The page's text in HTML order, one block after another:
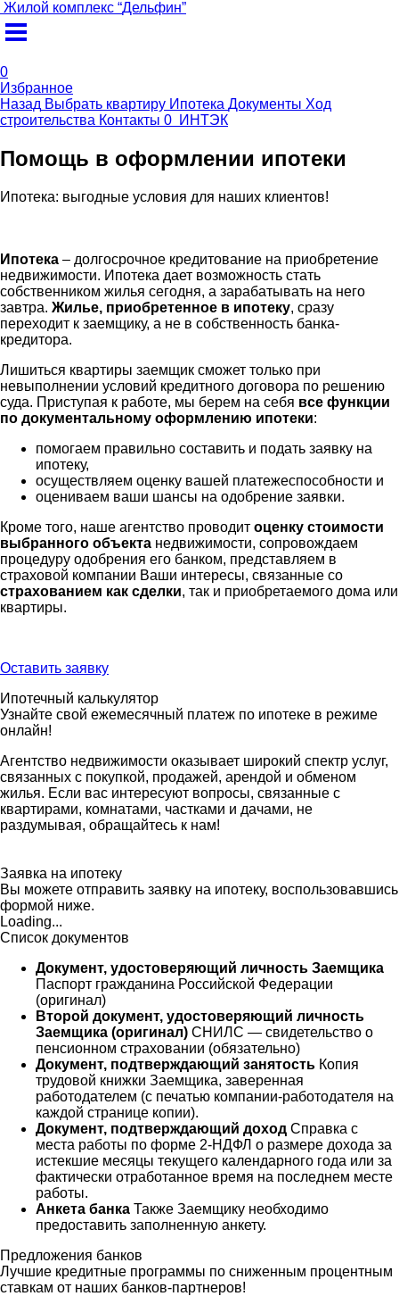
Жилой комплекс “Дельфин”
0
Избранное
Назад Выбрать квартиру Ипотека Документы Ход
строительства Контакты 0 ИНТЭК
Помощь в оформлении ипотеки
Ипотека: выгодные условия для наших клиентов!
Ипотека – долгосрочное кредитование на приобретение
недвижимости. Ипотека дает возможность стать
собственником жилья сегодня, а зарабатывать на него
завтра. Жилье, приобретенное в ипотеку, сразу
переходит к заемщику, а не в собственность банка-
кредитора.
Лишиться квартиры заемщик сможет только при
невыполнении условий кредитного договора по решению
суда. Приступая к работе, мы берем на себя все функции
по документальному оформлению ипотеки:
помогаем правильно составить и подать заявку на
ипотеку,
осуществляем оценку вашей платежеспособности и
оцениваем ваши шансы на одобрение заявки.
Кроме того, наше агентство проводит оценку стоимости
выбранного объекта недвижимости, сопровождаем
процедуру одобрения его банком, представляем в
страховой компании Ваши интересы, связанные со
страхованием как сделки, так и приобретаемого дома или
квартиры.
Оставить заявку
Ипотечный калькулятор
Узнайте свой ежемесячный платеж по ипотеке в режиме
онлайн!
Агентство недвижимости оказывает широкий спектр услуг,
связанных с покупкой, продажей, арендой и обменом
жилья. Если вас интересуют вопросы, связанные с
квартирами, комнатами, частками и дачами, не
раздумывая, обращайтесь к нам!
Заявка на ипотеку
Вы можете отправить заявку на ипотеку, воспользовавшись
формой ниже.
Loading...
Список документов
Документ, удостоверяющий личность Заемщика
Паспорт гражданина Российской Федерации
(оригинал)
Второй документ, удостоверяющий личность
Заемщика (оригинал) СНИЛС — свидетельство о
пенсионном страховании (обязательно)
Документ, подтверждающий занятость Копия
трудовой книжки Заемщика, заверенная
работодателем (с печатью компании-работодателя на
каждой странице копии).
Документ, подтверждающий доход Справка с
места работы по форме 2-НДФЛ о размере дохода за
истекшие месяцы текущего календарного года или за
фактически отработанное время на последнем месте
работы.
Анкета банка Также Заемщику необходимо
предоставить заполненную анкету.
Предложения банков
Лучшие кредитные программы по сниженным процентным
ставкам от наших банков-партнеров!